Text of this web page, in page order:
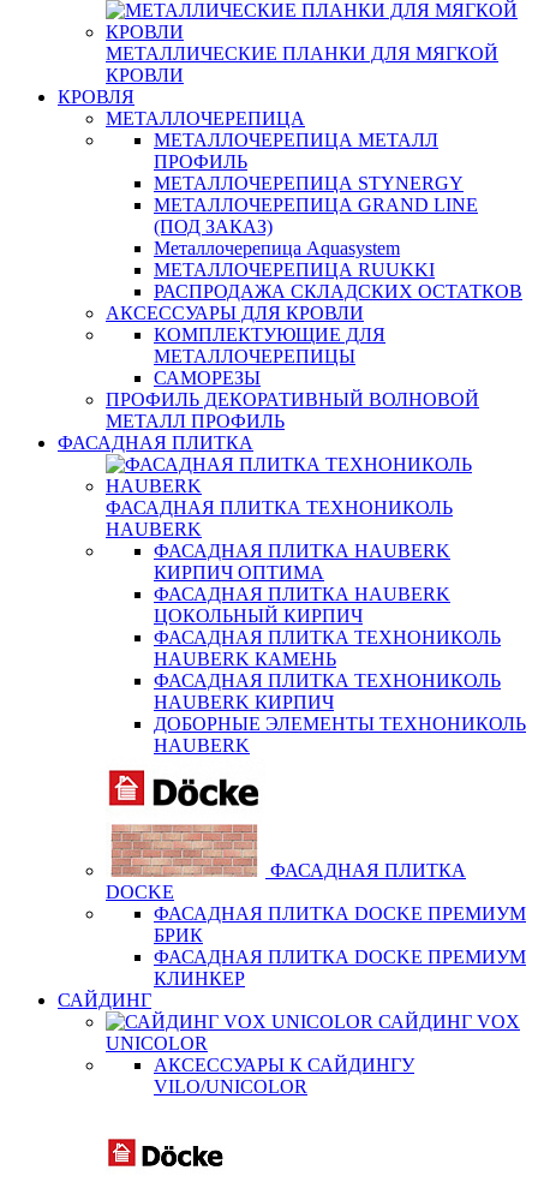
МЕТАЛЛИЧЕСКИЕ ПЛАНКИ ДЛЯ МЯГКОЙ
КРОВЛИ
КРОВЛЯ
МЕТАЛЛОЧЕРЕПИЦА
МЕТАЛЛОЧЕРЕПИЦА МЕТАЛЛ
ПРОФИЛЬ
МЕТАЛЛОЧЕРЕПИЦА STYNERGY
МЕТАЛЛОЧЕРЕПИЦА GRAND LINE
(ПОД ЗАКАЗ)
Металлочерепица Aquasystem
МЕТАЛЛОЧЕРЕПИЦА RUUKKI
РАСПРОДАЖА СКЛАДСКИХ ОСТАТКОВ
АКСЕССУАРЫ ДЛЯ КРОВЛИ
КОМПЛЕКТУЮЩИЕ ДЛЯ
МЕТАЛЛОЧЕРЕПИЦЫ
САМОРЕЗЫ
ПРОФИЛЬ ДЕКОРАТИВНЫЙ ВОЛНОВОЙ
МЕТАЛЛ ПРОФИЛЬ
ФАСАДНАЯ ПЛИТКА
ФАСАДНАЯ ПЛИТКА ТЕХНОНИКОЛЬ
HAUBERK
ФАСАДНАЯ ПЛИТКА HAUBERK
КИРПИЧ ОПТИМА
ФАСАДНАЯ ПЛИТКА HAUBERK
ЦОКОЛЬНЫЙ КИРПИЧ
ФАСАДНАЯ ПЛИТКА ТЕХНОНИКОЛЬ
HAUBERK КАМЕНЬ
ФАСАДНАЯ ПЛИТКА ТЕХНОНИКОЛЬ
HAUBERK КИРПИЧ
ДОБОРНЫЕ ЭЛЕМЕНТЫ ТЕХНОНИКОЛЬ
HAUBERK
ФАСАДНАЯ ПЛИТКА
DOCKE
ФАСАДНАЯ ПЛИТКА DOCKE ПРЕМИУМ
БРИК
ФАСАДНАЯ ПЛИТКА DOCKE ПРЕМИУМ
КЛИНКЕР
САЙДИНГ
САЙДИНГ VOX
UNICOLOR
АКСЕССУАРЫ К САЙДИНГУ
VILO/UNICOLOR